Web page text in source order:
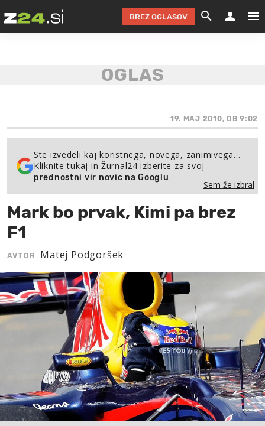
FESTIVAL ZA
NA
NA
MOJ
BREZ OGLASOV
19. MAJ 2010, OB 9:02
Ste izvedeli kaj koristnega, novega, zanimivega…
Kliknite tukaj in Žurnal24 izberite za svoj
prednostni vir novic na Googlu.
Sem že izbral
Mark bo prvak, Kimi pa brez
F1
AVTOR Matej Podgoršek